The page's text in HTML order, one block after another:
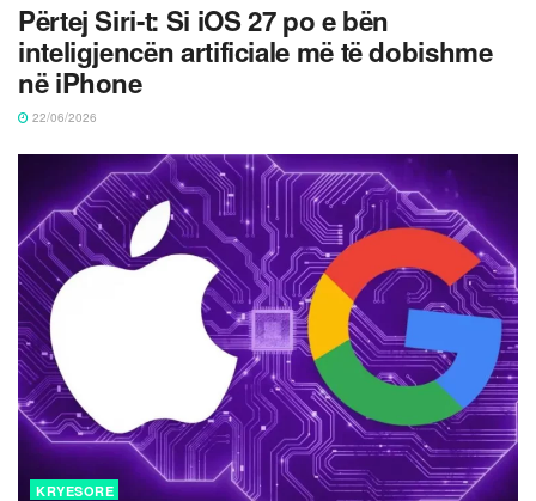
Përtej Siri-t: Si iOS 27 po e bën
inteligjencën artificiale më të dobishme
në iPhone
22/06/2026
KRYESORE